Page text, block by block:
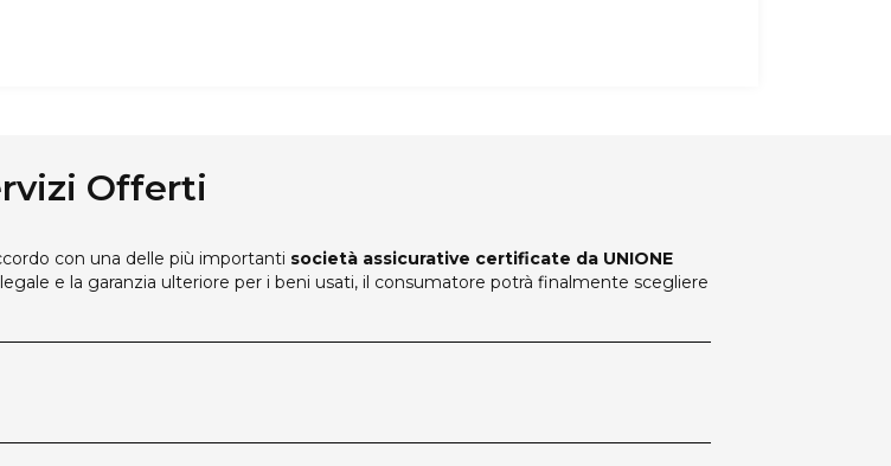
Offerti
con una delle più importanti società assicurative certificate da UNIONE
e la garanzia ulteriore per i beni usati, il consumatore potrà finalmente scegliere